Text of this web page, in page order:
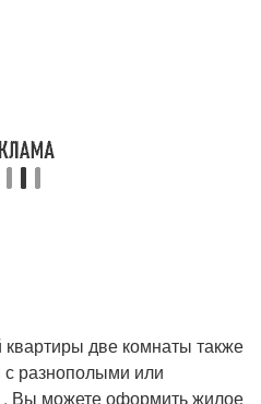
две комнаты также
с разнополыми или
. Вы можете оформить жилое